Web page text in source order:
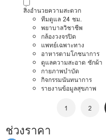
สิ่งอำนวยความสะดวก
ทีมดูแล 24 ชม.
พยาบาลวิชาชีพ
กล้องวงจรปิด
แพทย์เฉพาะทาง
อาหารตามโภชนาการ
ดูแลความสะอาด ซักผ้า
กายภาพบำบัด
กิจกรรมนันทนาการ
รายงานข้อมูลสุขภาพ
1 2
ช่วงราคา